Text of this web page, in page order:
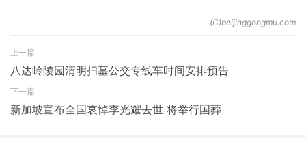
上一篇
八达岭陵园清明扫墓公交专线车时间安排预告
下一篇
新加坡宣布全国哀悼李光耀去世 将举行国葬